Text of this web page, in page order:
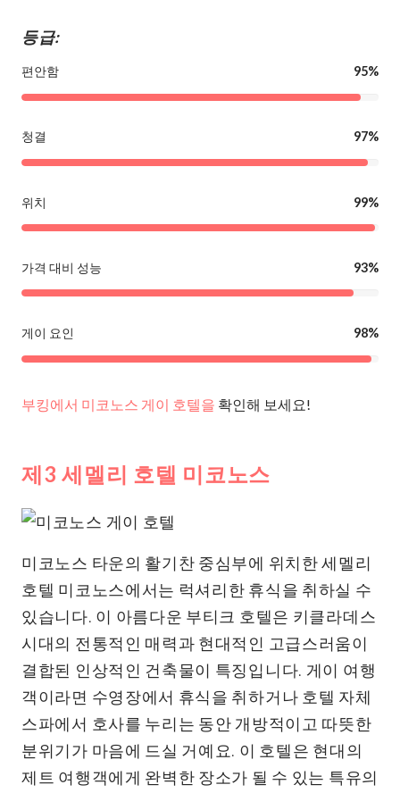
등급:
편안함 95%
청결 97%
위치 99%
가격 대비 성능 93%
게이 요인 98%
부킹에서 미코노스 게이 호텔을 확인해 보세요!
제3 세멜리 호텔 미코노스
미코노스 타운의 활기찬 중심부에 위치한 세멜리
호텔 미코노스에서는 럭셔리한 휴식을 취하실 수
있습니다. 이 아름다운 부티크 호텔은 키클라데스
시대의 전통적인 매력과 현대적인 고급스러움이
결합된 인상적인 건축물이 특징입니다. 게이 여행
객이라면 수영장에서 휴식을 취하거나 호텔 자체
스파에서 호사를 누리는 동안 개방적이고 따뜻한
분위기가 마음에 드실 거예요. 이 호텔은 현대의
제트 여행객에게 완벽한 장소가 될 수 있는 특유의